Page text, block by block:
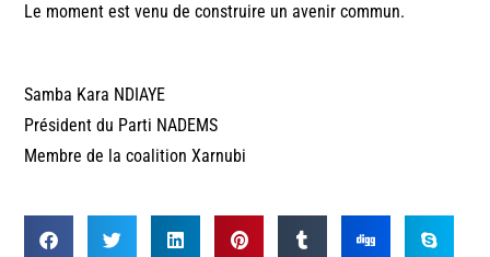
Le moment est venu de construire un avenir commun.
Samba Kara NDIAYE
Président du Parti NADEMS
Membre de la coalition Xarnubi